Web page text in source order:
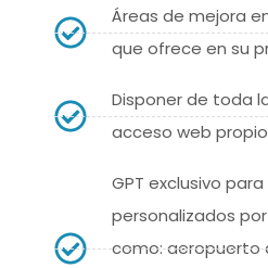
Áreas de mejora
que ofrece en su
Disponer de toda
acceso web
GPT exclusivo
personalizados
como: aeropuerto